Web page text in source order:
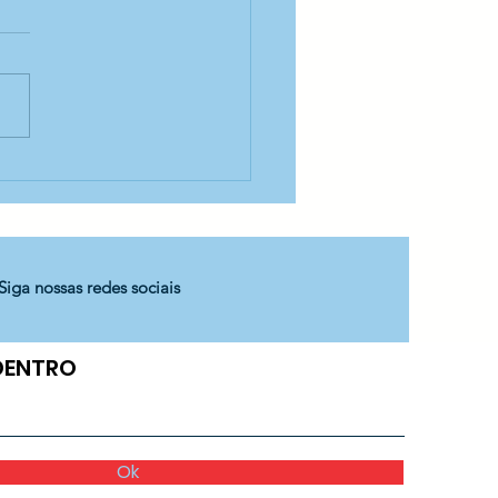
Indígena no CECI
Siga nossas redes sociais
Ok